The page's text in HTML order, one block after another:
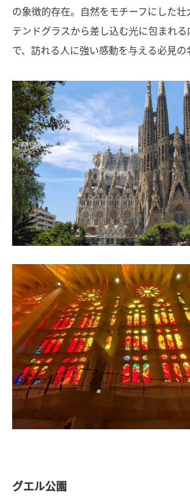
の象徴的存在。自然をモチーフにした壮
テンドグラスから差し込む光に包まれ
で、訪れる人に強い感動を与える必見の
グエル公園